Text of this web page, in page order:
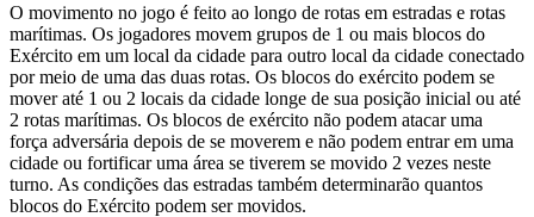
O movimento no jogo é feito ao longo de rotas em estradas e rotas
marítimas. Os jogadores movem grupos de 1 ou mais blocos do
Exército em um local da cidade para outro local da cidade conectado
por meio de uma das duas rotas. Os blocos do exército podem se
mover até 1 ou 2 locais da cidade longe de sua posição inicial ou até
2 rotas marítimas. Os blocos de exército não podem atacar uma
força adversária depois de se moverem e não podem entrar em uma
cidade ou fortificar uma área se tiverem se movido 2 vezes neste
turno. As condições das estradas também determinarão quantos
blocos do Exército podem ser movidos.